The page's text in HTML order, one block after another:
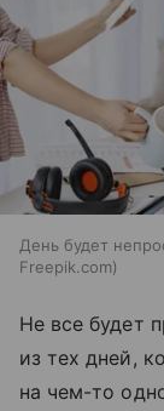
День будет
Freepik.com
Не все будет
из тех дней,
на чем-то